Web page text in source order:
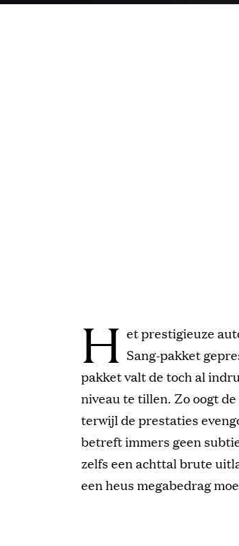
H et prestigieuze
Sang-pakket
pakket valt de toch al
niveau te tillen. Zo oogt
terwijl de prestaties
betreft immers geen
zelfs een achttal brute
een heus megabedrag